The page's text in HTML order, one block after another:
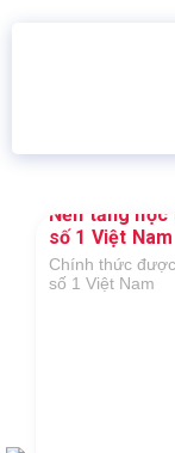
Ứng dụng
vực GDĐT
Tại Giải thưởng
hội Công nghệ